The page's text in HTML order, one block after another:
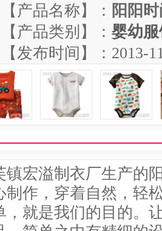
【产品名称】： 阳阳
【产品类别】： 婴幼
【发布时间】：2013-
溢制衣厂生产的
制作，穿着自然，轻
，就是我们的目的。